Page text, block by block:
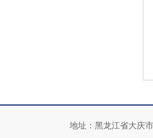
地址：黑龙江省大庆